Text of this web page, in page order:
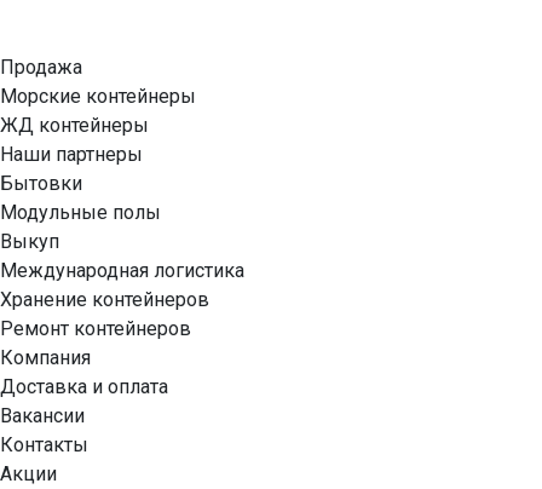
Продажа
Морские контейнеры
ЖД контейнеры
Наши партнеры
Бытовки
Модульные полы
Выкуп
Международная логистика
Хранение контейнеров
Ремонт контейнеров
Компания
Доставка и оплата
Вакансии
Контакты
Акции